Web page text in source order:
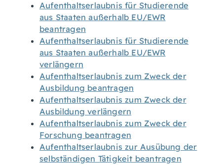
Aufenthaltserlaubnis für Studierende
aus Staaten außerhalb EU/EWR
beantragen
Aufenthaltserlaubnis für Studierende
aus Staaten außerhalb EU/EWR
verlängern
Aufenthaltserlaubnis zum Zweck der
Ausbildung beantragen
Aufenthaltserlaubnis zum Zweck der
Ausbildung verlängern
Aufenthaltserlaubnis zum Zweck der
Forschung beantragen
Aufenthaltserlaubnis zur Ausübung der
selbständigen Tätigkeit beantragen